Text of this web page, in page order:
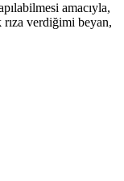
amacıyla,
rıza verdiğimi beyan,